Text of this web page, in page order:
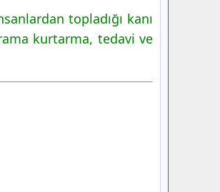
topladığı kanı
kurtarma, tedavi ve